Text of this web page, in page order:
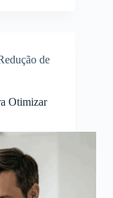
de
Otimizar